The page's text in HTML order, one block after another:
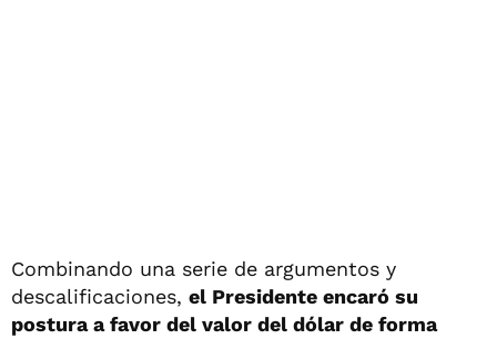
Combinando una serie de argumentos y
descalificaciones, el Presidente encaró su
postura a favor del valor del dólar de forma